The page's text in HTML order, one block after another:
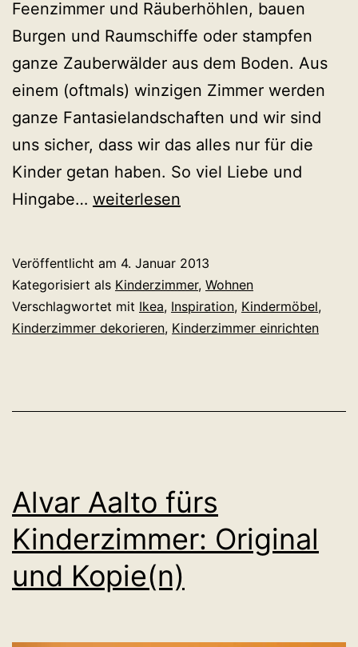
Feenzimmer und Räuberhöhlen, bauen
Burgen und Raumschiffe oder stampfen
ganze Zauberwälder aus dem Boden. Aus
einem (oftmals) winzigen Zimmer werden
ganze Fantasielandschaften und wir sind
uns sicher, dass wir das alles nur für die
Kinder getan haben. So viel Liebe und
Hingabe… Das
weiterlesen
Veröffentlicht am 4. Januar 2013
Kategorisiert als Kinderzimmer, Wohnen
Verschlagwortet mit Ikea, Inspiration, Kindermöbel,
Kinderzimmer dekorieren, Kinderzimmer einrichten
Alvar Aalto fürs
Kinderzimmer: Original
und Kopie(n)